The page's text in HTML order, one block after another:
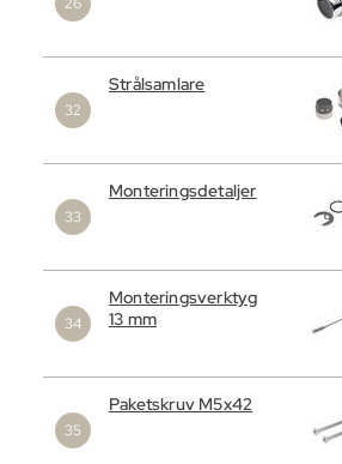
Strålsamlare
Monteringsdetaljer
Monteringsverktyg
13 mm
Paketskruv M5x42